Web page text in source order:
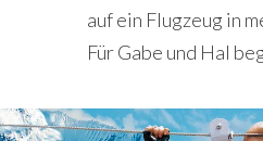
auf ein Flugzeug in
Für Gabe und Hal